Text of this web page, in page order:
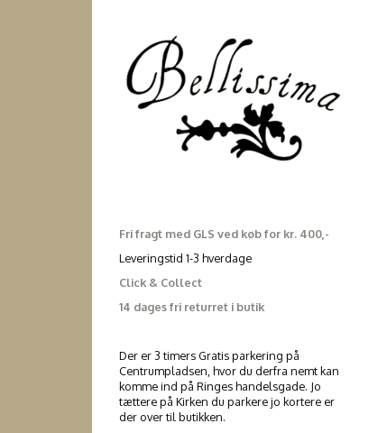
Fri fragt med GLS ved køb for kr. 400,-
Leveringstid 1-3 hverdage
Click & Collect
14 dages fri returret i butik
Der er 3 timers Gratis parkering på
Centrumpladsen, hvor du derfra nemt kan
komme ind på Ringes handelsgade. Jo
tættere på Kirken du parkere jo kortere er
der over til butikken.